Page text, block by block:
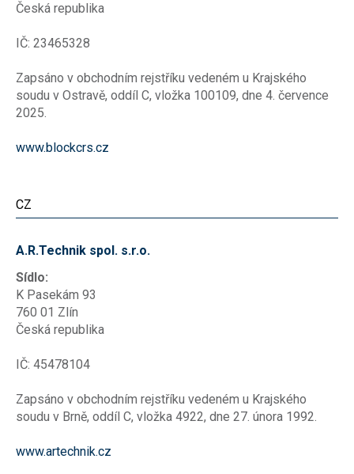
Česká republika
IČ: 23465328
Zapsáno v obchodním rejstříku vedeném u Krajského
soudu v Ostravě, oddíl C, vložka 100109, dne 4. července
2025.
www.blockcrs.cz
CZ
A.R.Technik spol. s.r.o.
Sídlo:
K Pasekám 93
760 01 Zlín
Česká republika
IČ: 45478104
Zapsáno v obchodním rejstříku vedeném u Krajského
soudu v Brně, oddíl C, vložka 4922, dne 27. února 1992.
www.artechnik.cz